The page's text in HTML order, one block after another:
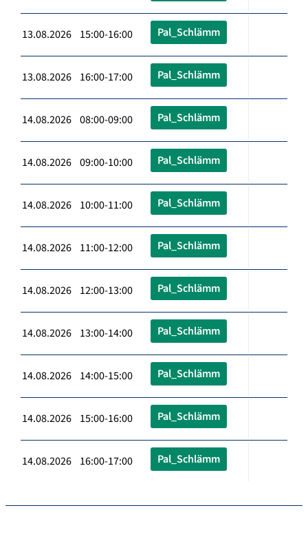
13.08.2026 15:00-16:00 Pal_Schlämm
13.08.2026 16:00-17:00 Pal_Schlämm
14.08.2026 08:00-09:00 Pal_Schlämm
14.08.2026 09:00-10:00 Pal_Schlämm
14.08.2026 10:00-11:00 Pal_Schlämm
14.08.2026 11:00-12:00 Pal_Schlämm
14.08.2026 12:00-13:00 Pal_Schlämm
14.08.2026 13:00-14:00 Pal_Schlämm
14.08.2026 14:00-15:00 Pal_Schlämm
14.08.2026 15:00-16:00 Pal_Schlämm
14.08.2026 16:00-17:00 Pal_Schlämm